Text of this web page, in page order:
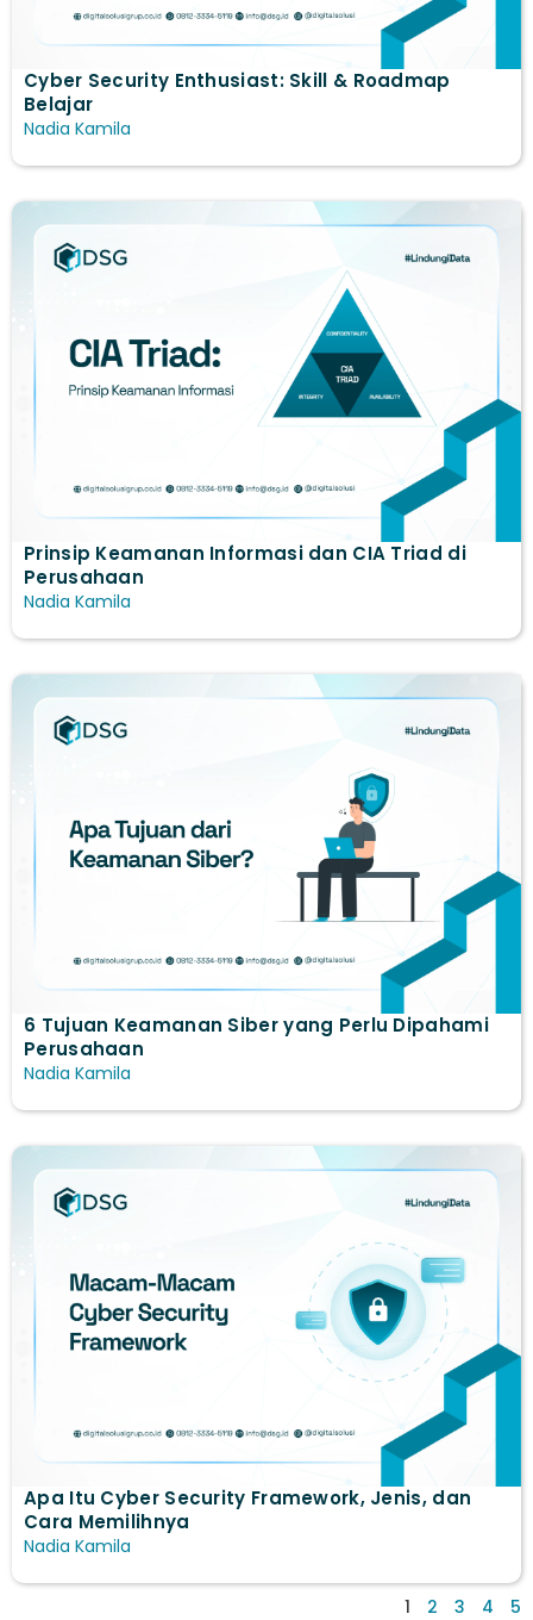
Cyber Security Enthusiast: Skill & Roadmap
Belajar
Nadia Kamila
Prinsip Keamanan Informasi dan CIA Triad di
Perusahaan
Nadia Kamila
6 Tujuan Keamanan Siber yang Perlu Dipahami
Perusahaan
Nadia Kamila
Apa Itu Cyber Security Framework, Jenis, dan
Cara Memilihnya
Nadia Kamila
1 2 3 4 5